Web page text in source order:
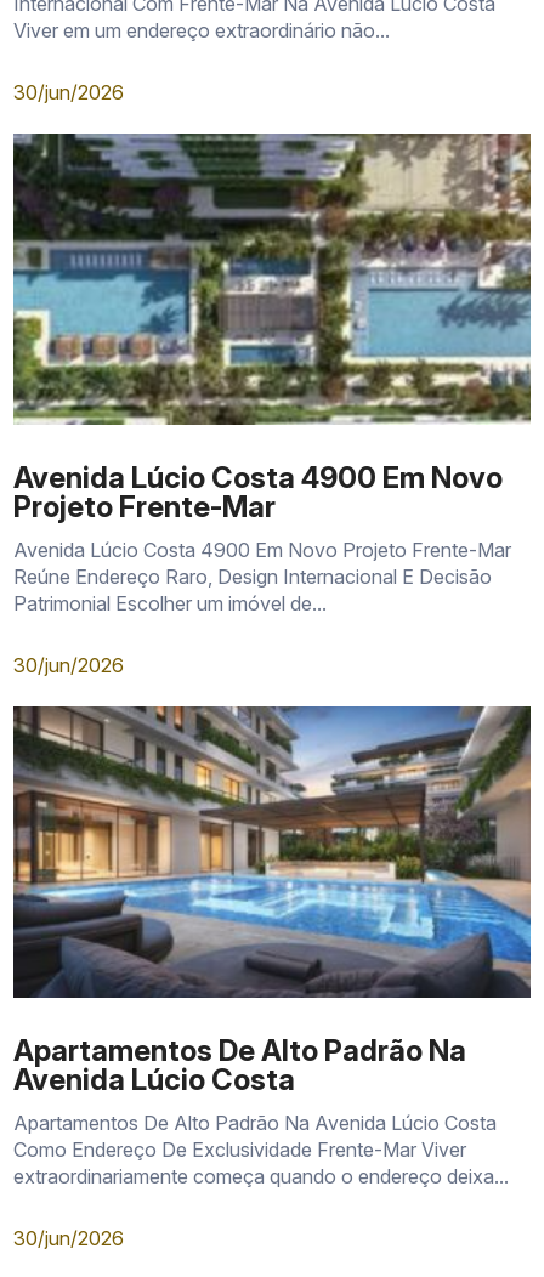
Viver em um endereço extraordinário não...
30/jun/2026
Avenida Lúcio Costa 4900 Em Novo
Projeto Frente-Mar
Avenida Lúcio Costa 4900 Em Novo Projeto Frente-Mar
Reúne Endereço Raro, Design Internacional E Decisão
Patrimonial Escolher um imóvel de...
30/jun/2026
Apartamentos De Alto Padrão Na
Avenida Lúcio Costa
Apartamentos De Alto Padrão Na Avenida Lúcio Costa
Como Endereço De Exclusividade Frente-Mar Viver
extraordinariamente começa quando o endereço deixa...
30/jun/2026